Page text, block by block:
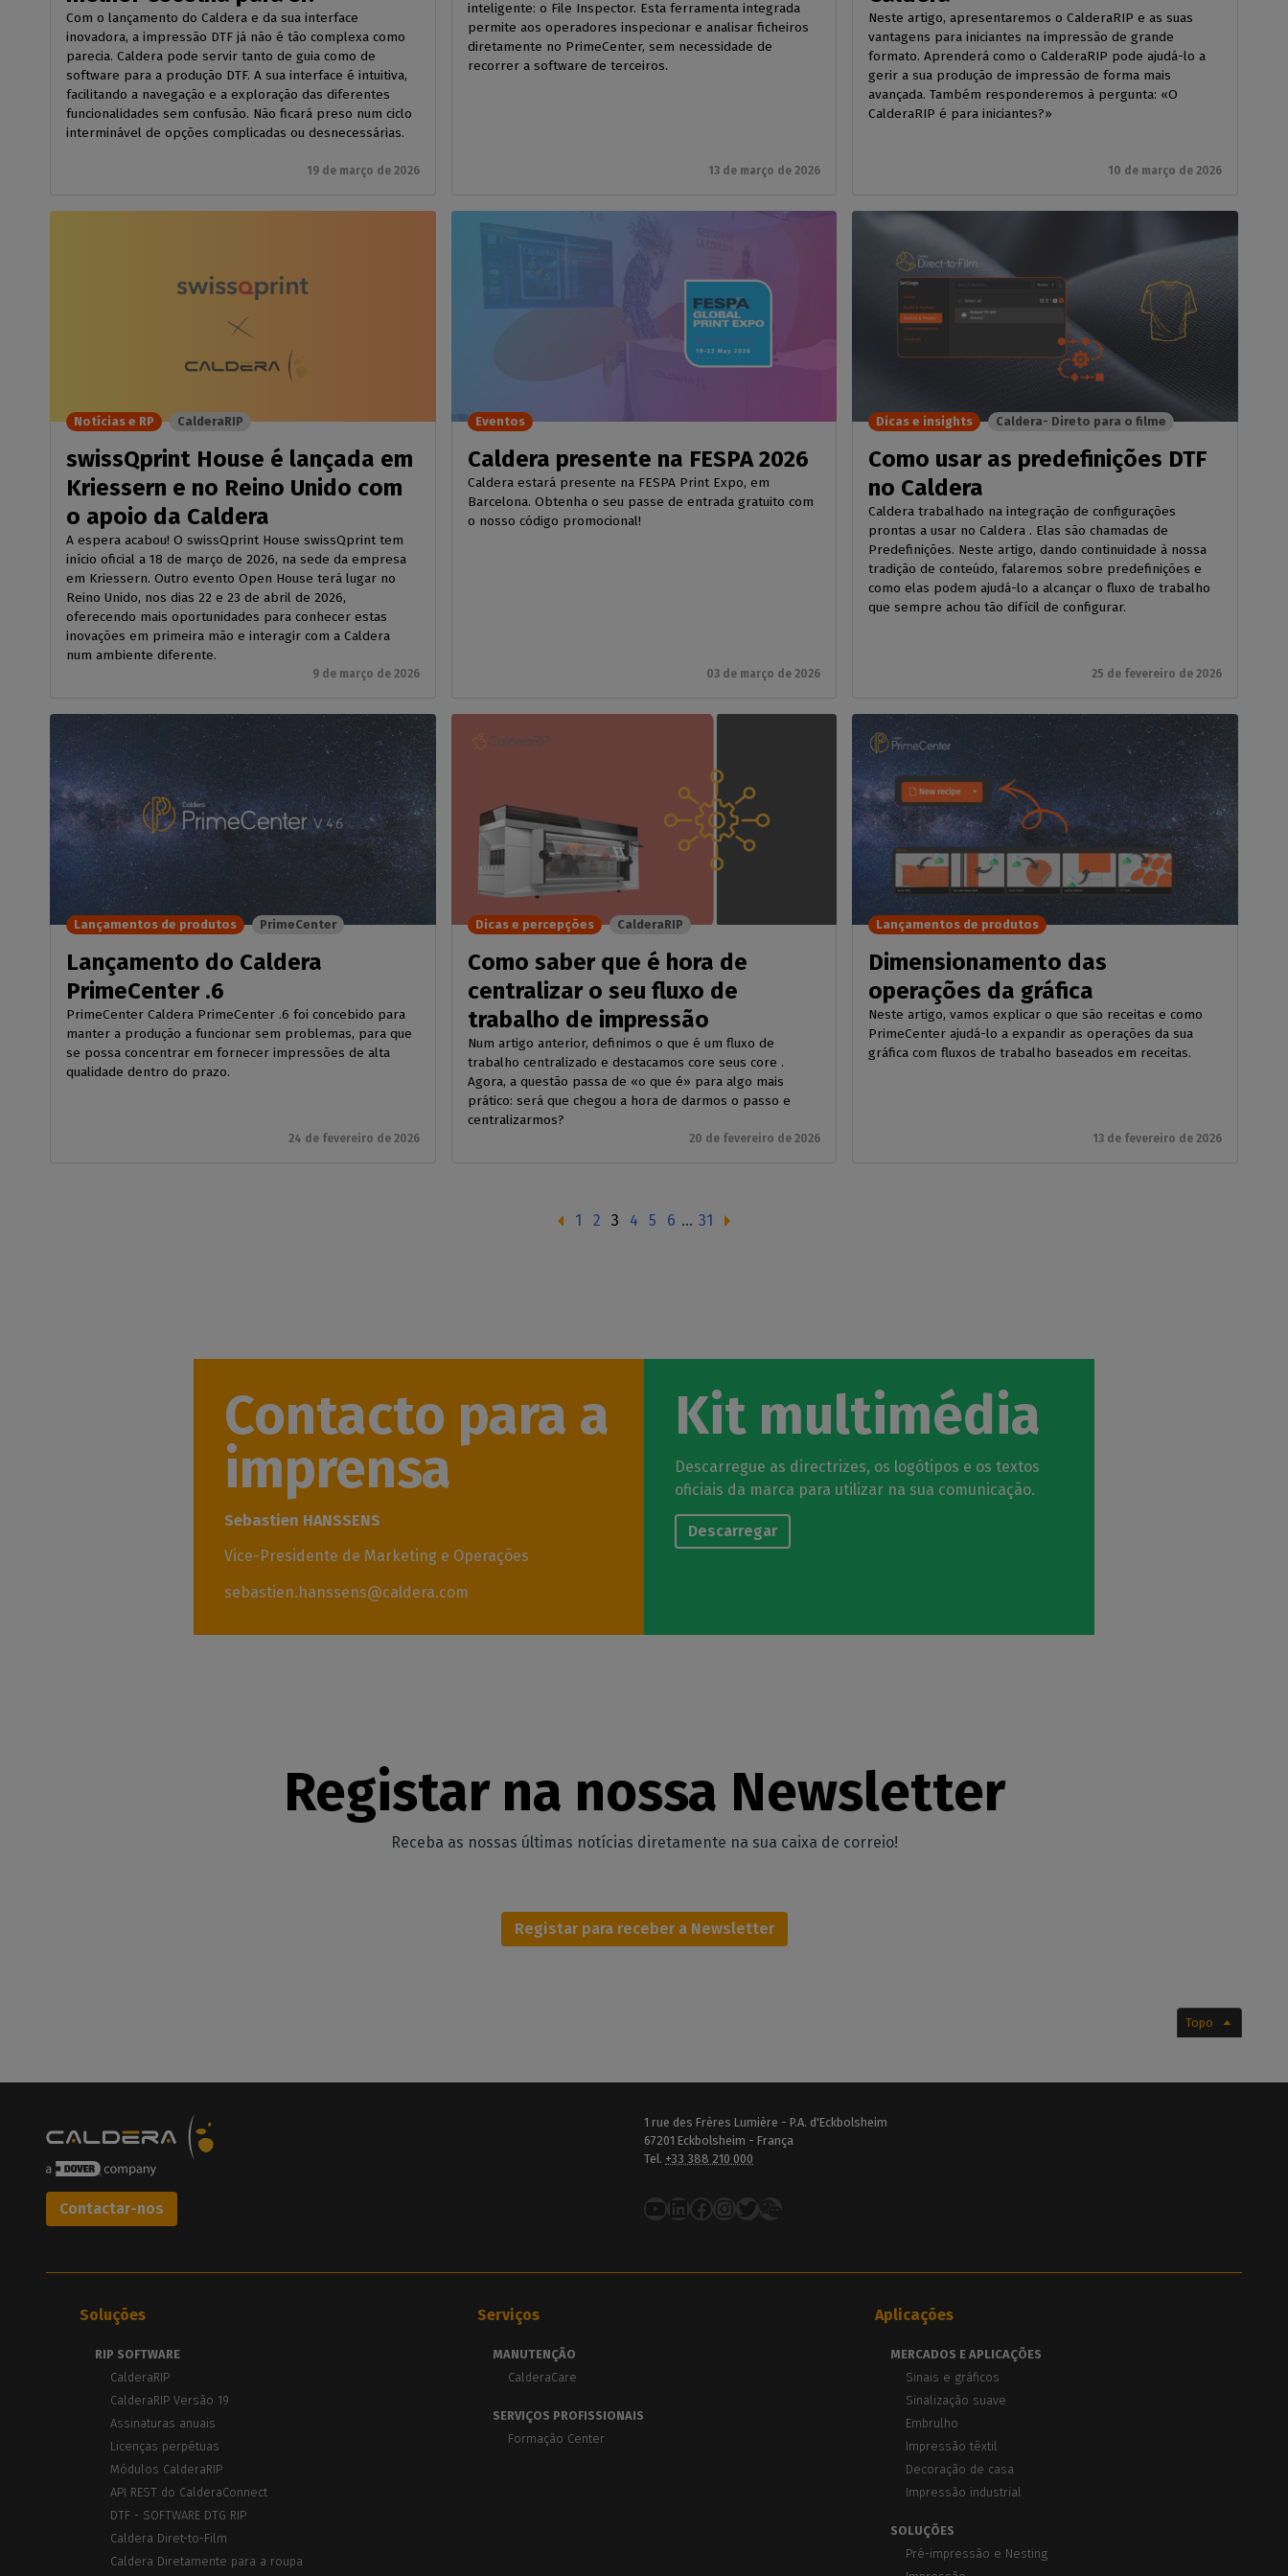
Com o lançamento do Caldera e da sua interface
inovadora, a impressão DTF já não é tão complexa como
parecia. Caldera pode servir tanto de guia como de
software para a produção DTF. A sua interface é intuitiva,
facilitando a navegação e a exploração das diferentes
funcionalidades sem confusão. Não ficará preso num ciclo
interminável de opções complicadas ou desnecessárias.
19 de março de 2026
inteligente: o File Inspector. Esta ferramenta integrada
permite aos operadores inspecionar e analisar ficheiros
diretamente no PrimeCenter, sem necessidade de
recorrer a software de terceiros.
13 de março de 2026
Neste artigo, apresentaremos o CalderaRIP e as suas
vantagens para iniciantes na impressão de grande
formato. Aprenderá como o CalderaRIP pode ajudá-lo a
gerir a sua produção de impressão de forma mais
avançada. Também responderemos à pergunta: «O
CalderaRIP é para iniciantes?»
10 de março de 2026
swissQprint House é lançada em
Kriessern e no Reino Unido com
o apoio da Caldera
A espera acabou! O swissQprint House swissQprint tem
início oficial a 18 de março de 2026, na sede da empresa
em Kriessern. Outro evento Open House terá lugar no
Reino Unido, nos dias 22 e 23 de abril de 2026,
oferecendo mais oportunidades para conhecer estas
inovações em primeira mão e interagir com a Caldera
num ambiente diferente.
9 de março de 2026
Notícias e RP CalderaRIP
Caldera presente na FESPA 2026
Caldera estará presente na FESPA Print Expo, em
Barcelona. Obtenha o seu passe de entrada gratuito com
o nosso código promocional!
03 de março de 2026
Eventos
Como usar as predefinições DTF
no Caldera
Caldera trabalhado na integração de configurações
prontas a usar no Caldera . Elas são chamadas de
Predefinições. Neste artigo, dando continuidade à nossa
tradição de conteúdo, falaremos sobre predefinições e
como elas podem ajudá-lo a alcançar o fluxo de trabalho
que sempre achou tão difícil de configurar.
25 de fevereiro de 2026
Dicas e insights Caldera- Direto para o filme
Lançamento do Caldera
PrimeCenter .6
PrimeCenter Caldera PrimeCenter .6 foi concebido para
manter a produção a funcionar sem problemas, para que
se possa concentrar em fornecer impressões de alta
qualidade dentro do prazo.
24 de fevereiro de 2026
Lançamentos de produtos PrimeCenter
Como saber que é hora de
centralizar o seu fluxo de
trabalho de impressão
Num artigo anterior, definimos o que é um fluxo de
trabalho centralizado e destacamos core seus core .
Agora, a questão passa de «o que é» para algo mais
prático: será que chegou a hora de darmos o passo e
centralizarmos?
20 de fevereiro de 2026
Dicas e percepções CalderaRIP
Dimensionamento das
operações da gráfica
Neste artigo, vamos explicar o que são receitas e como
PrimeCenter ajudá-lo a expandir as operações da sua
gráfica com fluxos de trabalho baseados em receitas.
13 de fevereiro de 2026
Lançamentos de produtos
1 2 3 4 5 6 ... 31
Contacto para a
imprensa
Sebastien HANSSENS
Vice-Presidente de Marketing e Operações
sebastien.hanssens@caldera.com
Kit multimédia
Descarregue as directrizes, os logótipos e os textos
oficiais da marca para utilizar na sua comunicação.
Descarregar
Registar na nossa Newsletter
Receba as nossas últimas notícias diretamente na sua caixa de correio!
Registar para receber a Newsletter
Topo
1 rue des Frères Lumière - P.A. d'Eckbolsheim
67201 Eckbolsheim - França
Tel. +33 388 210 000
Contactar-nos YouTube
LinkedIn
Facebook
Instagram
Twitter
Soluções
RIP SOFTWARE
CalderaRIP
CalderaRIP Versão 19
Assinaturas anuais
Licenças perpétuas
Módulos CalderaRIP
API REST do CalderaConnect
DTF - SOFTWARE DTG RIP
Caldera Diret-to-Film
Caldera Diretamente para a roupa
Serviços
MANUTENÇÃO
CalderaCare
SERVIÇOS PROFISSIONAIS
Formação Center
Aplicações
MERCADOS E APLICAÇÕES
Sinais e gráficos
Sinalização suave
Embrulho
Impressão têxtil
Decoração de casa
Impressão industrial
SOLUÇÕES
Pré-impressão e Nesting